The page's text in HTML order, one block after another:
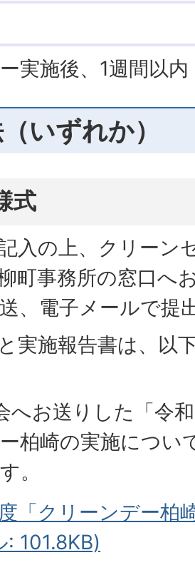
実施後、1週間以内
いずれか）
式
入の上、クリーン
町事務所の窓口へ
、電子メールで提
実施報告書は、以
へお送りした「令
柏崎の実施につい
。
「クリーンデー柏
: 101.8KB)